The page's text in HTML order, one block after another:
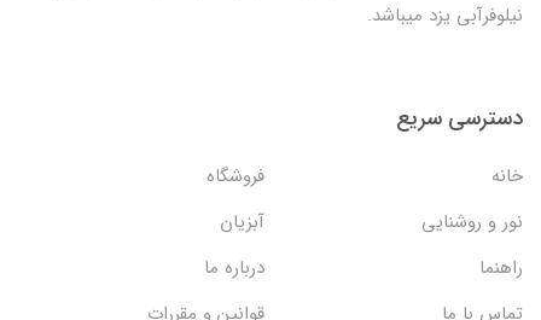
نیلوفرآبی یزد میباشد.
دسترسی سریع
خانه
فروشگاه
نور و روشنایی
آبزیان
راهنما
درباره ما